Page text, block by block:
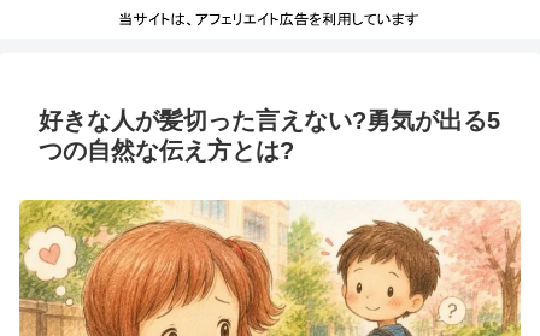
好きな人が髪切った言えない?勇気が出る5
つの自然な伝え方とは?